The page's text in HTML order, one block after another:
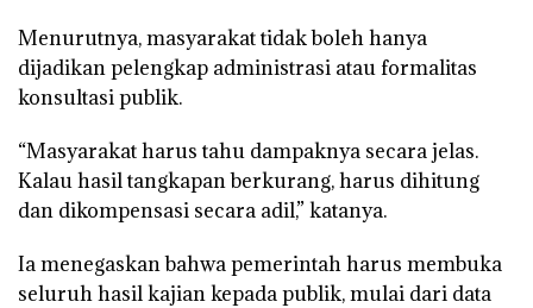
Menurutnya, masyarakat tidak boleh hanya
dijadikan pelengkap administrasi atau formalitas
konsultasi publik.
“Masyarakat harus tahu dampaknya secara jelas.
Kalau hasil tangkapan berkurang, harus dihitung
dan dikompensasi secara adil,” katanya.
Ia menegaskan bahwa pemerintah harus membuka
seluruh hasil kajian kepada publik, mulai dari data